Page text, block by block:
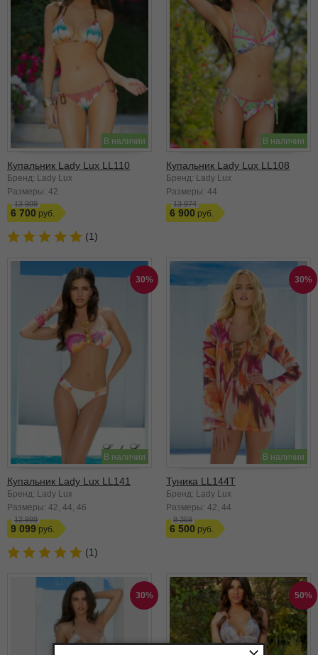
В наличии
Купальник Lady Lux LL110
Бренд: Lady Lux
Размеры: 42
13 909
6 700
(1)
В наличии
Купальник Lady Lux LL108
Бренд: Lady Lux
Размеры: 44
13 974
6 900
30%
В наличии
Купальник Lady Lux LL141
Бренд: Lady Lux
Размеры: 42 44 46
12 999
9 099
(1)
30%
В наличии
Туника LL144T
Бренд: Lady Lux
Размеры: 42 44
9 359
6 500
30% 50%